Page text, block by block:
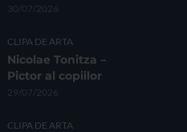
30/07/2026
CLIPA DE ARTA
Nicolae Tonitza –
Pictor al copiilor
29/07/2026
CLIPA DE ARTA